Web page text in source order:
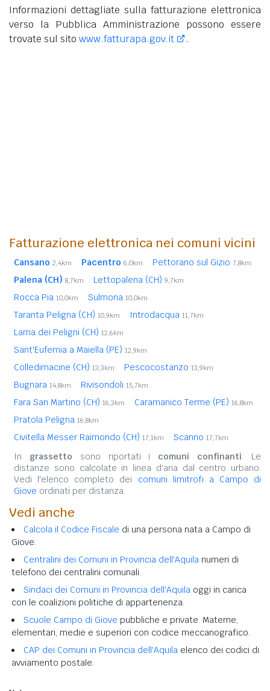
Informazioni dettagliate sulla fatturazione elettronica
verso la Pubblica Amministrazione possono essere
trovate sul sito www.fatturapa.gov.it .
Fatturazione elettronica nei comuni vicini
Cansano 2,4km Pacentro 6,0km Pettorano sul Gizio 7,8km
Palena (CH) 8,7km Lettopalena (CH) 9,7km
Rocca Pia 10,0km Sulmona 10,0km
Taranta Peligna (CH) 10,9km Introdacqua 11,7km
Lama dei Peligni (CH) 12,6km
Sant'Eufemia a Maiella (PE) 12,9km
Colledimacine (CH) 13,3km Pescocostanzo 13,9km
Bugnara 14,8km Rivisondoli 15,7km
Fara San Martino (CH) 16,3km Caramanico Terme (PE) 16,8km
Pratola Peligna 16,8km
Civitella Messer Raimondo (CH) 17,1km Scanno 17,7km
In grassetto sono riportati i comuni confinanti. Le
distanze sono calcolate in linea d'aria dal centro urbano.
Vedi l'elenco completo dei comuni limitrofi a Campo di
Giove ordinati per distanza.
Vedi anche
Calcola il Codice Fiscale di una persona nata a Campo di
Giove.
Centralini dei Comuni in Provincia dell'Aquila numeri di
telefono dei centralini comunali.
Sindaci dei Comuni in Provincia dell'Aquila oggi in carica
con le coalizioni politiche di appartenenza.
Scuole Campo di Giove pubbliche e private. Materne,
elementari, medie e superiori con codice meccanografico.
CAP dei Comuni in Provincia dell'Aquila elenco dei codici di
avviamento postale.